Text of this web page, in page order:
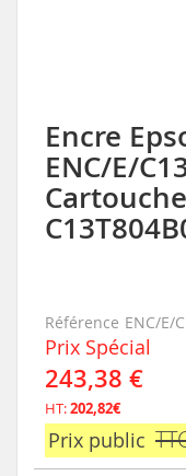
Encre
ENC/E/
Référence ENC/E/
Prix Spécial
243,38 €
HT:202,82€
Prix public
Skip
to
the
beginning
of
the